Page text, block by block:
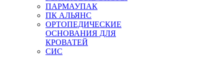
ПАРМАУПАК
ПК АЛЬЯНС
ОРТОПЕДИЧЕСКИЕ
ОСНОВАНИЯ ДЛЯ
КРОВАТЕЙ
СИС